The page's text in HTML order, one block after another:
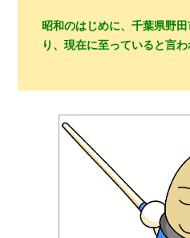
昭和のはじめに、千葉県野
り、現在に至っていると言